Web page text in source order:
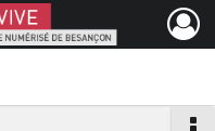
de Besançon